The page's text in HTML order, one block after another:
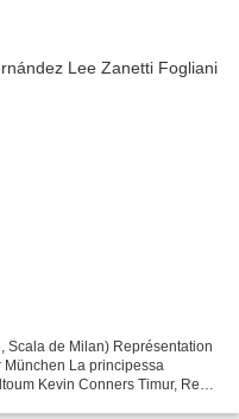
Scala de Milan) Représentation
La principessa
Kevin Conners Timur, Re